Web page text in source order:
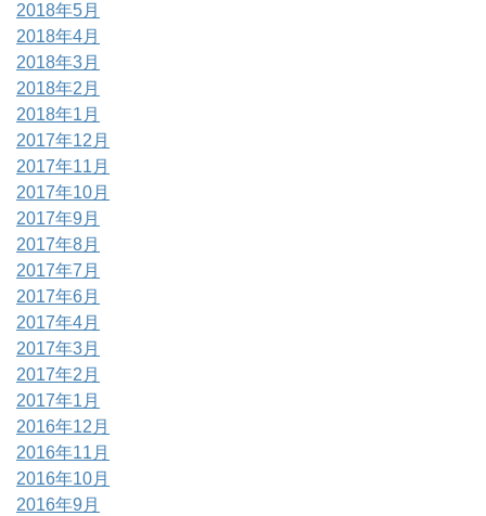
2018年5月
2018年4月
2018年3月
2018年2月
2018年1月
2017年12月
2017年11月
2017年10月
2017年9月
2017年8月
2017年7月
2017年6月
2017年4月
2017年3月
2017年2月
2017年1月
2016年12月
2016年11月
2016年10月
2016年9月